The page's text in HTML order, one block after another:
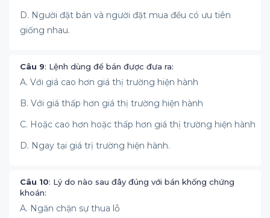
D. Người đặt bán và người đặt mua đều có ưu tiên
giống nhau.
Câu 9: Lệnh dùng để bán được đưa ra:
A. Với giá cao hơn giá thị trường hiện hành
B. Với giá thấp hơn giá thị trường hiện hành
C. Hoặc cao hơn hoặc thấp hơn giá thị trường hiện hành
D. Ngay tại giá trị trường hiện hành.
Câu 10: Lý do nào sau đây đúng với bán khống chứng
khoán:
A. Ngăn chặn sự thua lỗ